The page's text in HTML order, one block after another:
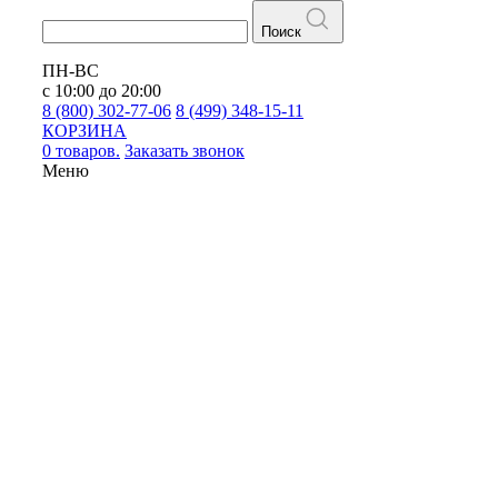
Поиск
ПН-ВС
с 10:00 до 20:00
8 (800) 302-77-06 8 (499) 348-15-11
КОРЗИНА
0 товаров. Заказать звонок
Меню